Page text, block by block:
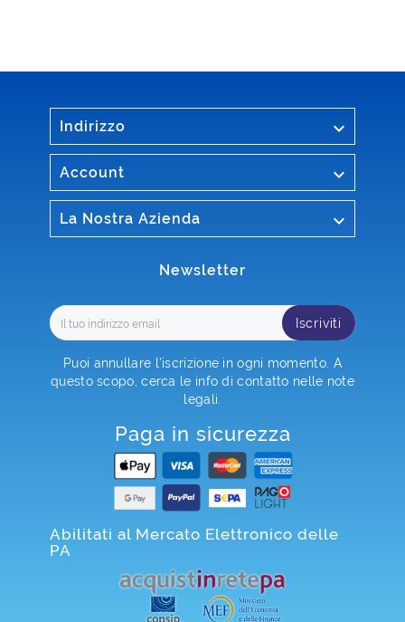
Indirizzo 
Account 
La Nostra Azienda 
Newsletter
Iscriviti
Puoi annullare l'iscrizione in ogni momento. A
questo scopo, cerca le info di contatto nelle note
legali.
Paga in sicurezza
Abilitati al Mercato Elettronico delle
PA